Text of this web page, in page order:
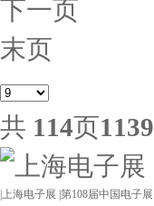
下一页
末页
共 114页1139
上海电子展 第108届中国电子展